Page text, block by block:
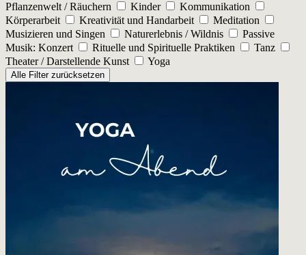
Pflanzenwelt / Räuchern
Kinder
Kommunikation
Körperarbeit
Kreativität und Handarbeit
Meditation
Musizieren und Singen
Naturerlebnis / Wildnis
Passive
Musik: Konzert
Rituelle und Spirituelle Praktiken
Tanz
Theater / Darstellende Kunst
Yoga
Alle Filter zurücksetzen